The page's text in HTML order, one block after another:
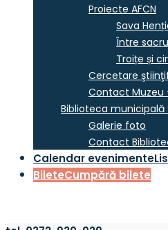
Proiecte AFCN
Sava
Între
Troițe și
Cercetare
Contact Muzeu
Biblioteca municipală
Galerie foto
Contact
Calendar evenimente
BileteCumpără bilete